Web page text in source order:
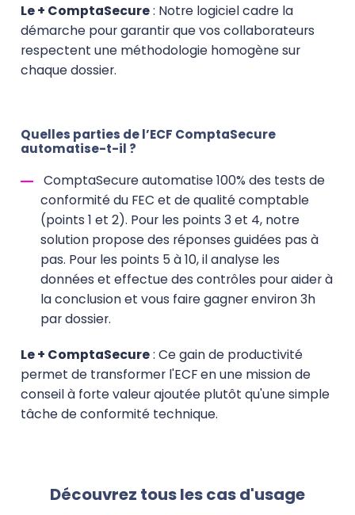
Le + ComptaSecure: Notre logiciel cadre la
démarche pour garantir que vos collaborateurs
respectent une méthodologie homogène sur
chaque dossier.
Quelles parties de l’ECF ComptaSecure
automatise-t-il ?
ComptaSecure automatise 100% des tests de
conformité du FEC et de qualité comptable
(points 1 et 2). Pour les points 3 et 4, notre
solution propose des réponses guidées pas à
pas. Pour les points 5 à 10, il analyse les
données et effectue des contrôles pour aider à
la conclusion et vous faire gagner environ 3h
par dossier.
Le + ComptaSecure: Ce gain de productivité
permet de transformer l'ECF en une mission de
conseil à forte valeur ajoutée plutôt qu'une simple
tâche de conformité technique.
Découvrez tous les cas d'usage